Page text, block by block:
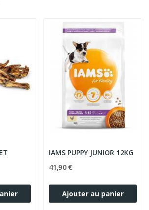
IAMS PUPPY JUNIOR 12KG
41,90 €
Ajouter au panier